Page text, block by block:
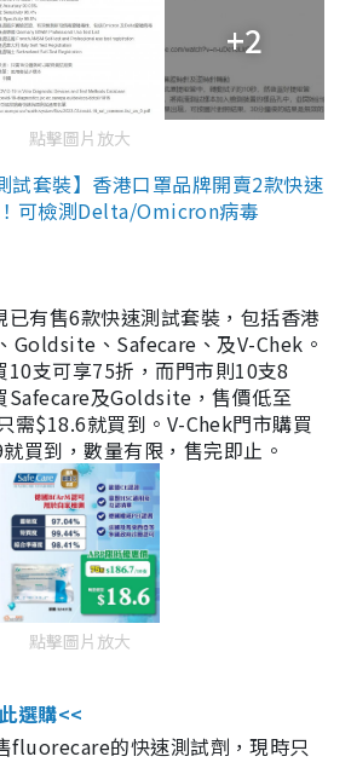
+2
點擊圖片放大
試套裝】香港口罩品牌開賣2款快速
可檢測Delta/Omicron病毒
有售6款快速測試套裝，包括香港
Goldsite、Safecare、及V-Chek。
支可享75折，而門市則10支8
Safecare及Goldsite，售價低至
需$18.6就買到。V-Chek門市購買
買到，數量有限，售完即止。
點擊圖片放大
選購<<
fluorecare的快速測試劑，現時只